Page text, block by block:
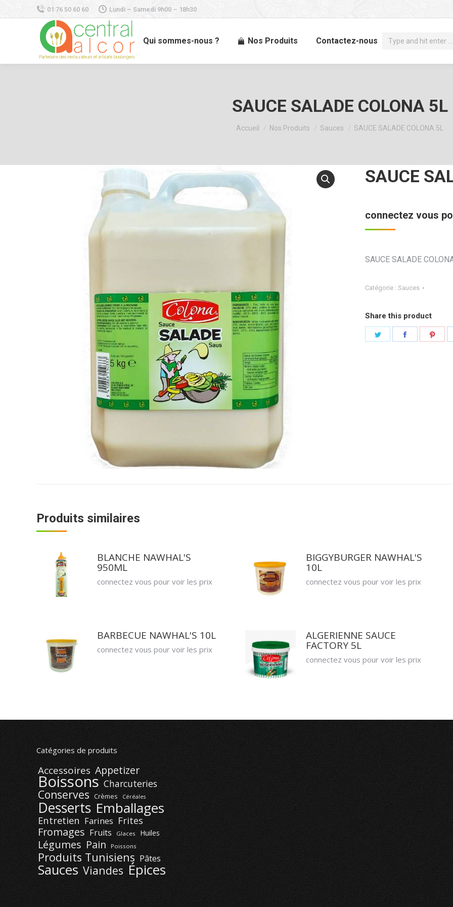
01 76 50 60 60 Lundi – Samedi 9h00 – 18h30
Qui sommes-nous ? Nos Produits Contactez-nous
Recherche
SAUCE SALADE COLONA 5L
Vous êtes ici :
Accueil Nos Produits Sauces SAUCE SALADE COLONA 5L
SAUCE
connectez vous
SAUCE SALADE
Catégorie : Sauces
Share this product
Partager
Partager
Produits similaires
BLANCHE NAWHAL'S
950ML
connectez vous pour voir les prix
BIGGYBURGER NAWHAL'S
10L
connectez vous pour voir les prix
BARBECUE NAWHAL'S 10L
connectez vous pour voir les prix
ALGERIENNE SAUCE
FACTORY 5L
connectez vous pour voir les prix
Catégories de produits
Accessoires Appetizer
Boissons Charcuteries
Conserves Crèmes Céréales
Desserts Emballages
Entretien Farines Frites
Fromages Fruits Glaces Huiles
Légumes Pain Poissons
Produits Tunisiens Pâtes
Sauces Viandes Épices